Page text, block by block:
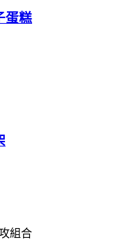
蛋糕